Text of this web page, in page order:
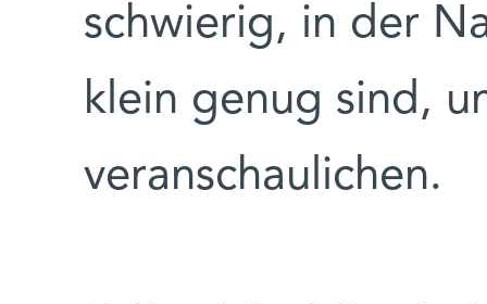
schwierig, in der
klein genug sind,
veranschaulichen.